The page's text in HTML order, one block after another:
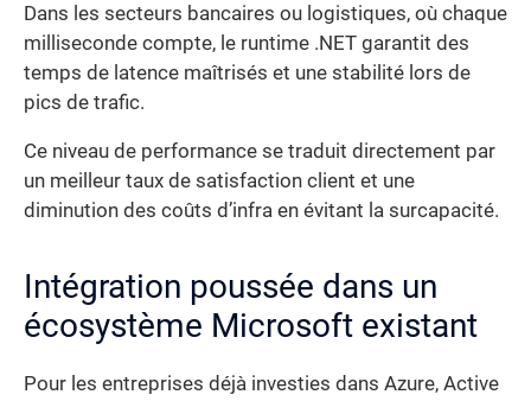
Dans les secteurs bancaires ou logistiques, où chaque
milliseconde compte, le runtime .NET garantit des
temps de latence maîtrisés et une stabilité lors de
pics de trafic.
Ce niveau de performance se traduit directement par
un meilleur taux de satisfaction client et une
diminution des coûts d’infra en évitant la surcapacité.
Intégration poussée dans un
écosystème Microsoft existant
Pour les entreprises déjà investies dans Azure, Active